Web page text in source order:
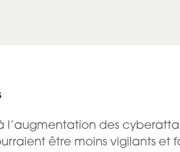
l’augmentation des
être moins vigilants et